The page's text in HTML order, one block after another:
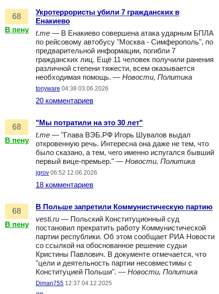
68
В пену
Укротеррористы убили 7 гражданских в
Енакиево
t.me — В Енакиево совершена атака ударным БПЛА
по рейсовому автобусу "Москва - Симферополь", по
предварительной информации, погибли 7
гражданских лиц. Ещё 11 человек получили ранения
различной степени тяжести, всем оказывается
необходимая помощь. — Новости, Политика
tonyware 04:38 03.06.2026
20 комментариев
68
В пену
"Мы потратили на это 30 лет"
t.me — "Глава ВЭБ.РФ Игорь Шувалов выдал
откровенную речь. Интересна она даже не тем, что
было сказано, а тем, чего именно испугался бывший
первый вице-премьер." — Новости, Политика
igrov 06:52 12.06.2026
18 комментариев
68
В пену
В Польше запретили Коммунистическую партию
vesti.ru — Польский Конституционный суд
постановил прекратить работу Коммунистической
партии республики. Об этом сообщает РИА Новости
со ссылкой на обоснованное решение судьи
Кристины Павлович. В документе отмечается, что
"цели и деятельность партии несовместимы с
Конституцией Польши". — Новости, Политика
Diman755 12:37 04.12.2025